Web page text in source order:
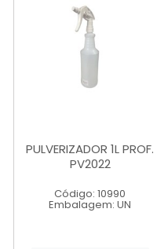
PULVERIZADOR 1L PROF.
PV2022
Código: 10990
Embalagem: UN